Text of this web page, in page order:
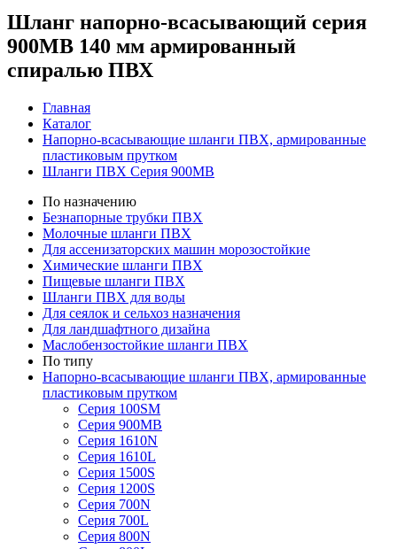
Шланг напорно-всасывающий серия
900MB 140 мм армированный
спиралью ПВХ
Главная
Каталог
Напорно-всасывающие шланги ПВХ, армированные
пластиковым прутком
Шланги ПВХ Серия 900MB
По назначению
Безнапорные трубки ПВХ
Молочные шланги ПВХ
Для ассенизаторских машин морозостойкие
Химические шланги ПВХ
Пищевые шланги ПВХ
Шланги ПВХ для воды
Для сеялок и сельхоз назначения
Для ландшафтного дизайна
Маслобензостойкие шланги ПВХ
По типу
Напорно-всасывающие шланги ПВХ, армированные
пластиковым прутком
Серия 100SM
Серия 900MB
Серия 1610N
Серия 1610L
Серия 1500S
Серия 1200S
Серия 700N
Серия 700L
Серия 800N